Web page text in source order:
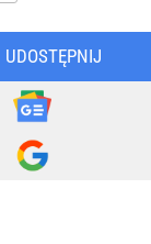
UDOSTĘPNIJ